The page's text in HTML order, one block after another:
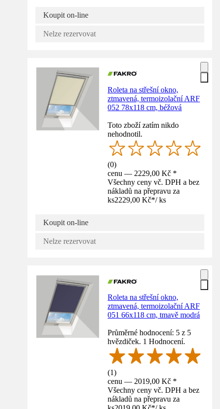
Koupit on-line
Nelze rezervovat
Roleta na střešní okno,
ztmavená, termoizolační ARF
052 78x118 cm, béžová
Toto zboží zatím nikdo
nehodnotil.
(0)
cenu — 2229,00 Kč *
Všechny ceny vč. DPH a bez
nákladů na přepravu za
ks2229,00 Kč*/ ks
Koupit on-line
Nelze rezervovat
Roleta na střešní okno,
ztmavená, termoizolační ARF
051 66x118 cm, tmavě modrá
Průměrné hodnocení: 5 z 5
hvězdiček. 1 Hodnocení.
(1)
cenu — 2019,00 Kč *
Všechny ceny vč. DPH a bez
nákladů na přepravu za